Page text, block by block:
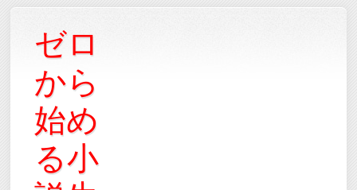
ゼロ
から
始め
る小